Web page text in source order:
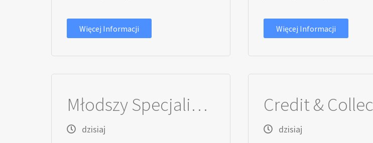
Więcej Informacji Więcej Informacji
Młodszy Specjalista ds. Obsługi sprzętu GSE (K/M)
dzisiaj dzisiaj